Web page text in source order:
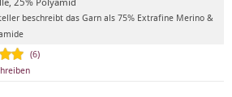
25% Polyamid
beschreibt das Garn als 75% Extrafine Merino &
(6)